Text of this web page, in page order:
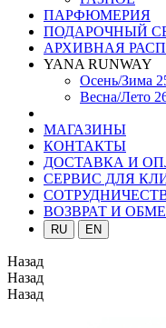
ПАРФЮМЕРИЯ
ПОДАРОЧНЫЙ
АРХИВНАЯ
YANA RUNWAY
Осень/Зима
Весна/Лето
МАГАЗИНЫ
КОНТАКТЫ
ДОСТАВКА И
СЕРВИС ДЛЯ
ВОЗВРАТ И
RU EN
Назад
Назад
Назад